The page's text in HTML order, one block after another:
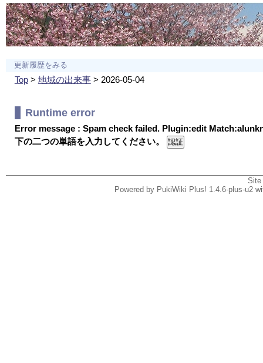
更新履歴をみる
Top> 地域の出来事> 2026-05-04
Runtime error
Error message : Spam check failed. Plugin:edit
下の二つの単語を入力してください。
Powered by PukiWiki Plus! 1.4.6-plus-u2